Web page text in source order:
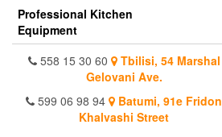
Skip
the
content
Professional Kitchen
Equipment
558 15 30 60
Tbilisi, 54 Marshal
Gelovani Ave.
599 06 98 94
Batumi, 91e Fridon
Khalvashi Street